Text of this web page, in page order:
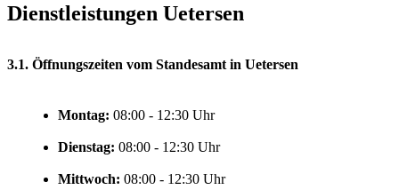
Dienstleistungen Uetersen
3.1. Öffnungszeiten vom Standesamt in Uetersen
Montag: Uhr
Dienstag: Uhr
Mittwoch: Uhr